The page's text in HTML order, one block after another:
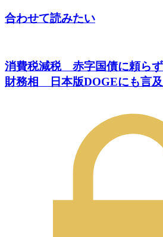
合わせて読みたい
消費税減税 赤字国債に頼ら
財務相 日本版DOGEにも言及